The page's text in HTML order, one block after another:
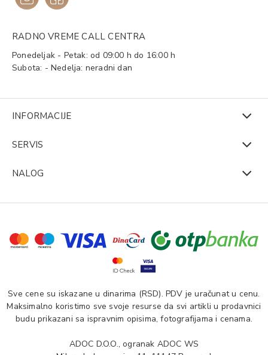
RADNO VREME CALL CENTRA
Ponedeljak - Petak: od 09:00 h do 16:00 h
Subota: - Nedelja: neradni dan
INFORMACIJE
SERVIS
NALOG
Sve cene su iskazane u dinarima (RSD). PDV je uračunat u cenu.
Maksimalno koristimo sve svoje resurse da svi artikli u prodavnici
budu prikazani sa ispravnim opisima, fotografijama i cenama.
ADOC D.O.O., ogranak ADOC WS